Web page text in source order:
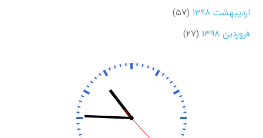
اردیبهشت ۱۳۹۸
(۵۷)
فروردین ۱۳۹۸
(۲۷)